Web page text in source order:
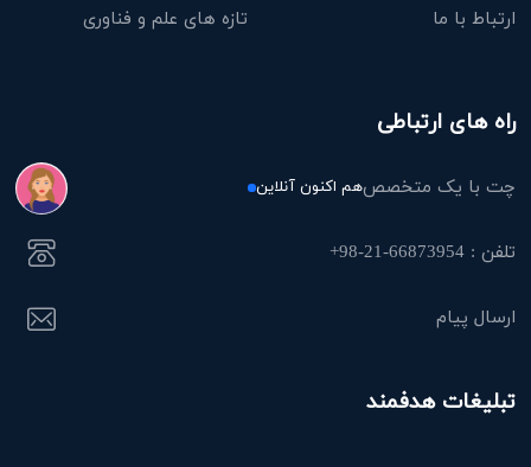
ارتباط با ما
تازه های علم و فناوری
راه های ارتباطی
چت با یک متخصصهم اکنون آنلاین
تلفن : 66873954-21-98+
ارسال پیام
تبلیغات هدفمند